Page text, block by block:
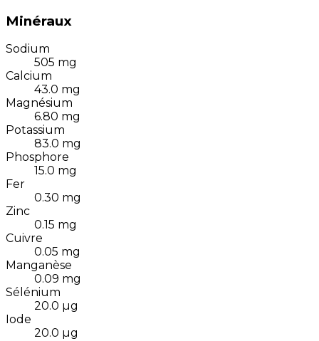
Minéraux
Sodium
505 mg
Calcium
43.0 mg
Magnésium
6.80 mg
Potassium
83.0 mg
Phosphore
15.0 mg
Fer
0.30 mg
Zinc
0.15 mg
Cuivre
0.05 mg
Manganèse
0.09 mg
Sélénium
20.0 µg
Iode
20.0 µg